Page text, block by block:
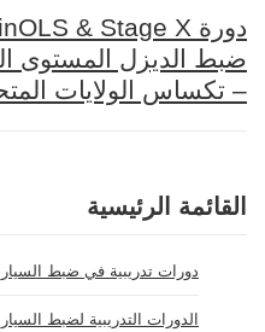
ضبط الديزل المستوى
– تكساس الولايات
القائمة الرئيسية
دورات تدريبية في ضبط
الدورات التدريبية لضبط